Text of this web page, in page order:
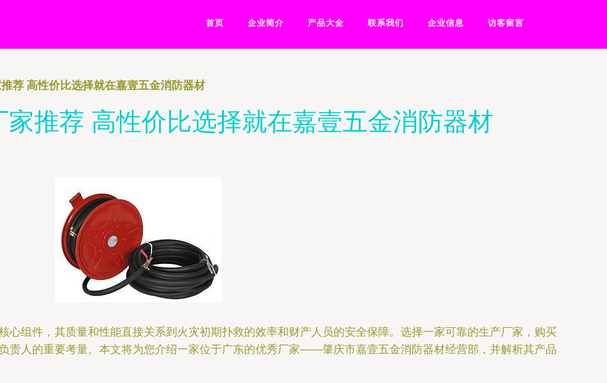
首页 企业简介 产品大全 联系我们 企业信息 访客留言
荐 高性价比选择就在嘉壹五金消防器材
家推荐 高性价比选择就在嘉壹五金消防器材
心组件，其质量和性能直接关系到火灾初期扑救的效率和财产人员的安全保障。选择一家可靠的生产厂家，购买
责人的重要考量。本文将为您介绍一家位于广东的优秀厂家——肇庆市嘉壹五金消防器材经营部，并解析其产品